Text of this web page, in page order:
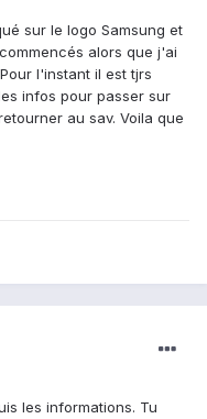
sur le logo Samsung et
alors que j'ai
l'instant il est tjrs
infos pour passer sur
au sav. Voila que
les informations. Tu